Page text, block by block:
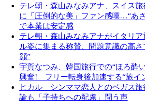
テレ朝・森山みなみアナ、スイス旅
に「圧倒的な美」ファン感嘆…“あ
で本業は安定感
テレ朝・森山みなみアナがイタリ
ル姿に集まる称賛、問題意識の高
顔”
宇賀なつみ、韓国旅行での“ほろ酔
興奮! フリー転身後加速する“旅イ
ヒカル シンママ恋人とのベガス旅
論も「子持ちへの配慮」問う声